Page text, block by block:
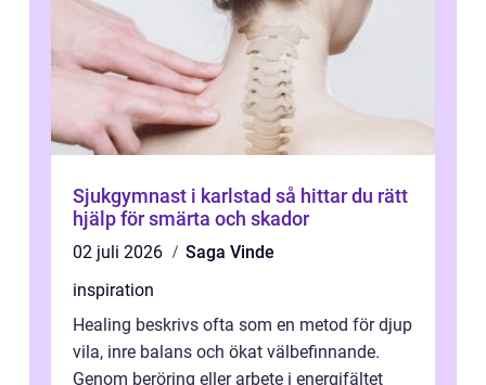
Sjukgymnast i karlstad så hittar du rätt
hjälp för smärta och skador
02 juli 2026
Saga Vinde
inspiration
Healing beskrivs ofta som en metod för djup
vila, inre balans och ökat välbefinnande.
Genom beröring eller arbete i energifältet